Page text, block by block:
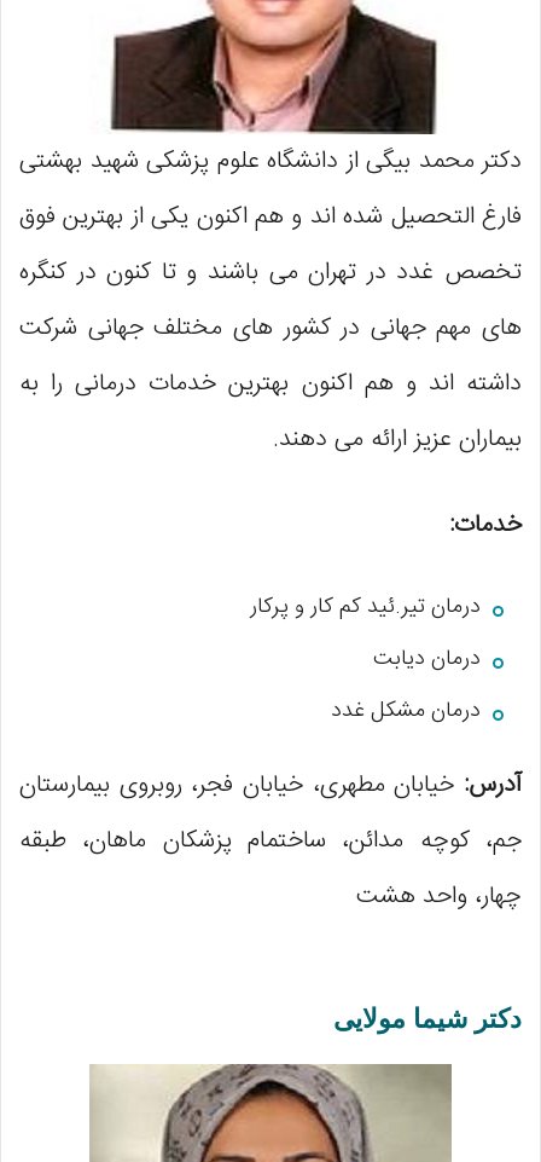
دکتر محمد بیگی از دانشگاه علوم پزشکی شهید بهشتی
فارغ التحصیل شده اند و هم اکنون یکی از بهترین فوق
تخصص غدد در تهران می باشند و تا کنون در کنگره
های مهم جهانی در کشور های مختلف جهانی شرکت
داشته اند و هم اکنون بهترین خدمات درمانی را به
بیماران عزیز ارائه می دهند.
خدمات:
درمان تیر.ئید کم کار و پرکار
درمان دیابت
درمان مشکل غدد
آدرس: خیابان مطهری، خیابان فجر، روبروی بیمارستان
جم، کوچه مدائن، ساختمام پزشکان ماهان، طبقه
چهار، واحد هشت
دکتر شیما مولایی